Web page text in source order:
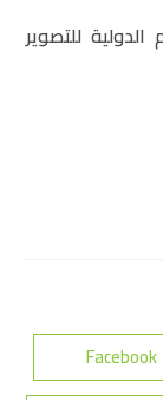
للتصوير
Facebook